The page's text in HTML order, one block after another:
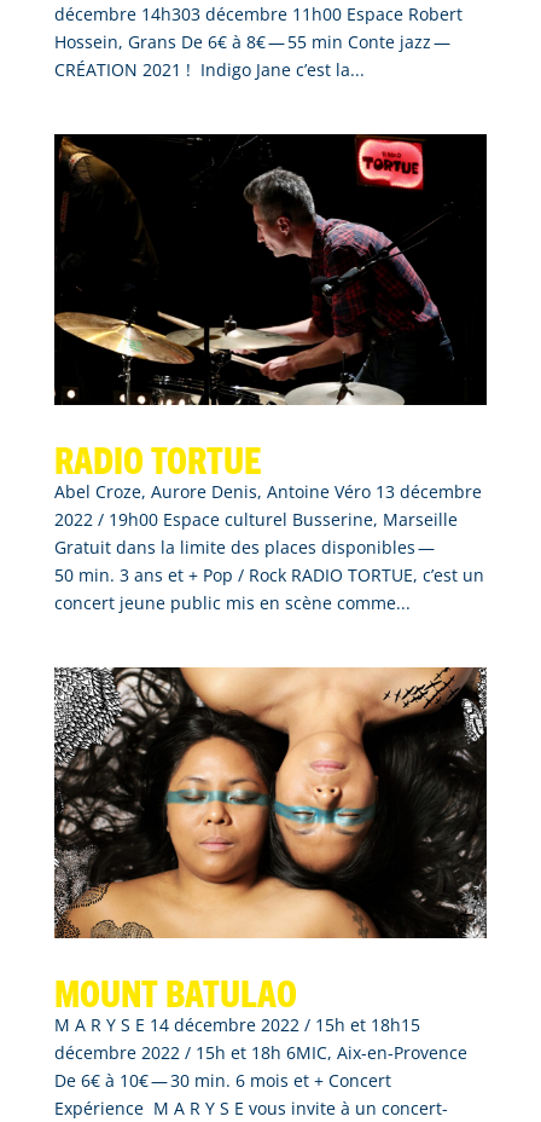
décembre 14h303 décembre 11h00 Espace Robert
Hossein, Grans De 6€ à 8€ — 55 min Conte jazz —
CRÉATION 2021 ! Indigo Jane c’est la...
Radio tortue
Abel Croze, Aurore Denis, Antoine Véro 13 décembre
2022 / 19h00 Espace culturel Busserine, Marseille
Gratuit dans la limite des places disponibles —
50 min. 3 ans et + Pop / Rock RADIO TORTUE, c’est un
concert jeune public mis en scène comme...
Mount Batulao
M A R Y S E 14 décembre 2022 / 15h et 18h15
décembre 2022 / 15h et 18h 6MIC, Aix-en-Provence
De 6€ à 10€ — 30 min. 6 mois et + Concert
Expérience M A R Y S E vous invite à un concert-